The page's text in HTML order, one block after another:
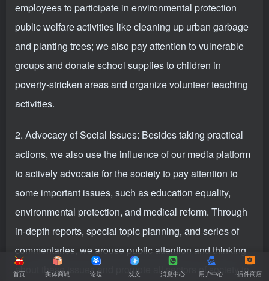
employees to participate in environmental protection
public welfare activities like cleaning up urban garbage
and planting trees; we also pay attention to vulnerable
groups and donate school supplies to children in
poverty-stricken areas and organize volunteer teaching
activities.
2. Advocacy of Social Issues: Besides taking practical
actions, we also use the influence of our media platform
to actively advocate for the society to pay attention to
some important issues, such as education equality,
environmental protection, and medical reform. Through
in-depth reports, special topic planning, and series of
commentaries, we arouse public attention and thinking
about these issues and promote all sectors of society to
首页 实体商城 论坛 发文 消息中心 用户中心 插件商店